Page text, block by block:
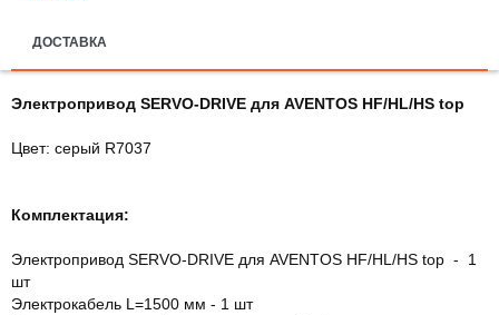
ДОСТАВКА
Электропривод SERVO-DRIVE для AVENTOS HF/HL/HS top
Цвет: серый R7037
Комплектация:
Электропривод SERVO-DRIVE для AVENTOS HF/HL/HS top - 1
шт
Электрокабель L=1500 мм - 1 шт